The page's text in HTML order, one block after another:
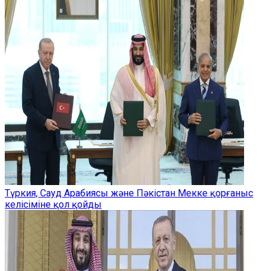
Түркия, Сауд Арабиясы және Пәкістан Мекке қорғаныс
келісіміне қол қойды